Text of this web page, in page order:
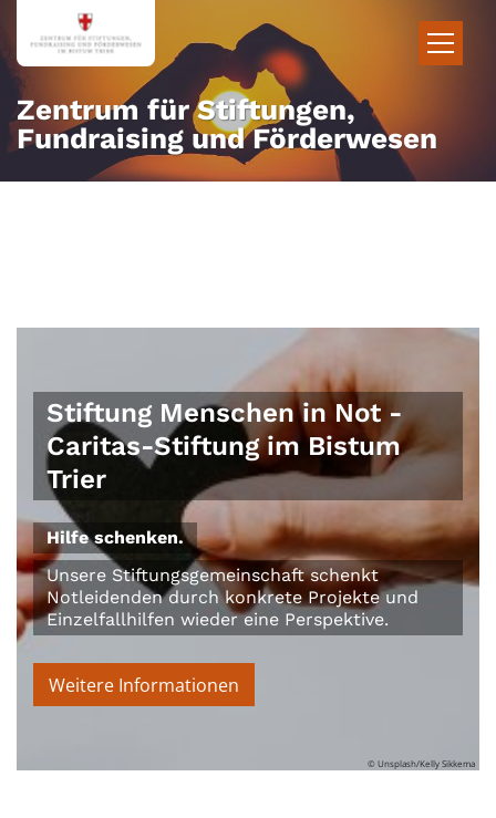
Zum Inhalt springen
Zentrum für Stiftungen,
Fundraising und Förderwesen
Stiftung Menschen in Not -
Caritas-Stiftung im Bistum
Trier
Hilfe schenken.
Unsere Stiftungsgemeinschaft schenkt
Notleidenden durch konkrete Projekte und
Einzelfallhilfen wieder eine Perspektive.
Weitere Informationen
© Unsplash/Kelly Sikkema